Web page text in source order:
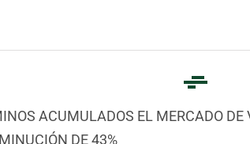
ACUMULADOS EL MERCADO DE
DE 43%